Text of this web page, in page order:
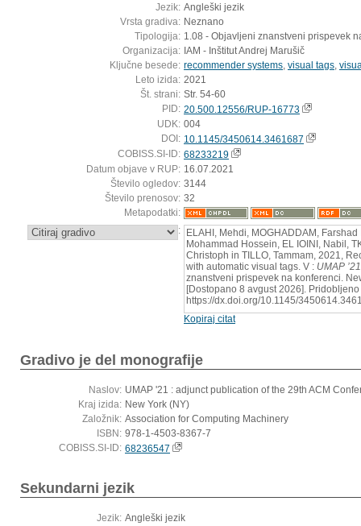
Jezik: Angleški jezik
Vrsta gradiva: Neznano
Tipologija: 1.08 - Objavljeni znanstveni prispevek
Organizacija: IAM - Inštitut Andrej Marušič
Ključne besede: recommender systems visual tags
Leto izida: 2021
Št. strani: Str. 54-60
PID: 20.500.12556/RUP-16773
UDK: 004
DOI: 10.1145/3450614.3461687
COBISS.SI-ID: 68233219
Datum objave v RUP: 16.07.2021
Število ogledov: 3144
Število prenosov: 32
Metapodatki:
: ELAHI, Mehdi, MOGHADDAM,
Mohammad Hossein, EL IOINI, Nabil,
Christoph in TILLO, Tammam, 2021,
with automatic visual tags. V : UMAP ’21
znanstveni prispevek na konferenci.
[Dostopano 8 avgust 2026]. Pridobljeno
https://dx.doi.org/10.1145/
Kopiraj citat
Gradivo je del monografije
Naslov: UMAP '21 : adjunct publication of the 29th ACM
Kraj izida: New York (NY)
Založnik: Association for Computing Machinery
ISBN: 978-1-4503-8367-7
COBISS.SI-ID: 68236547
Sekundarni jezik
Jezik: Angleški jezik